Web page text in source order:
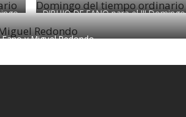
DIBUJO DE FANO para el III Domingo
del tiempo ordinario
y Miguel Redondo